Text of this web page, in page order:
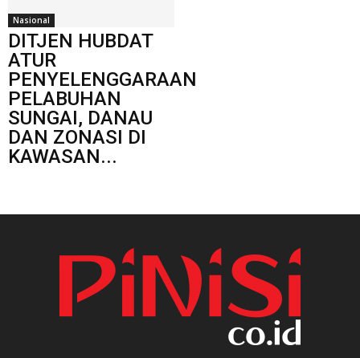
Nasional
DITJEN HUBDAT
ATUR
PENYELENGGARAAN
PELABUHAN
SUNGAI, DANAU
DAN ZONASI DI
KAWASAN...